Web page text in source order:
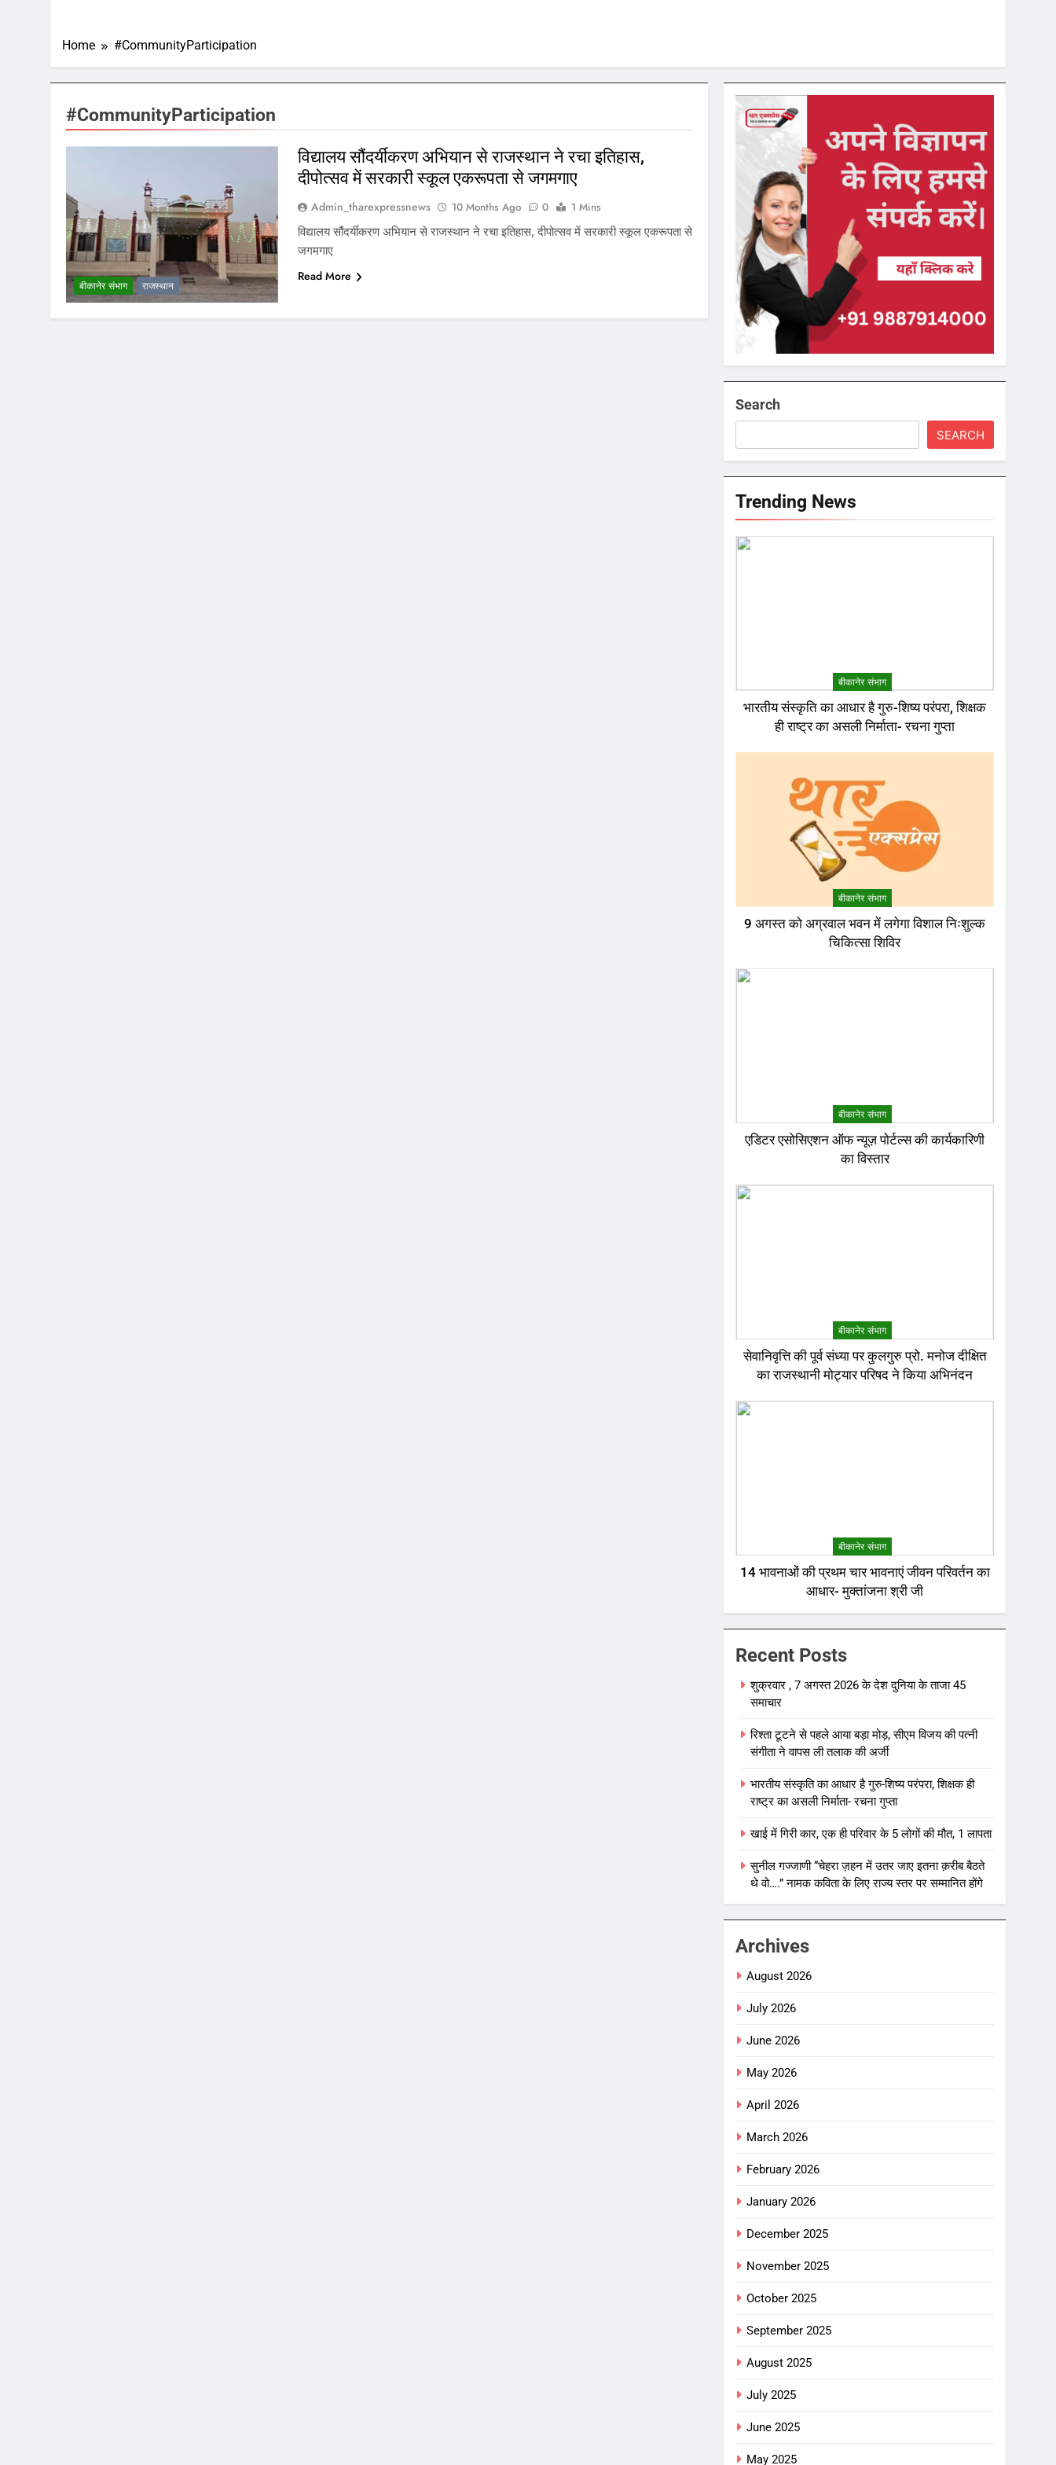
Home #CommunityParticipation
#CommunityParticipation
बीकानेर संभाग राजस्थान
विद्यालय सौंदर्यीकरण अभियान से राजस्थान ने रचा इतिहास,
दीपोत्सव में सरकारी स्कूल एकरूपता से जगमगाए
Admin_tharexpressnews 10 Months Ago 0
1 Mins
विद्यालय सौंदर्यीकरण अभियान से राजस्थान ने रचा इतिहास, दीपोत्सव में सरकारी स्कूल एकरूपता से
जगमगाए
Read More
Search
SEARCH
Trending News
बीकानेर संभाग
भारतीय संस्कृति का आधार है गुरु-शिष्य परंपरा, शिक्षक
ही राष्ट्र का असली निर्माता- रचना गुप्ता
बीकानेर संभाग
9 अगस्त को अग्रवाल भवन में लगेगा विशाल निःशुल्क
चिकित्सा शिविर
बीकानेर संभाग
एडिटर एसोसिएशन ऑफ न्यूज़ पोर्टल्स की कार्यकारिणी
का विस्तार
बीकानेर संभाग
सेवानिवृत्ति की पूर्व संध्या पर कुलगुरु प्रो. मनोज दीक्षित
का राजस्थानी मोट्यार परिषद ने किया अभिनंदन
बीकानेर संभाग
14 भावनाओं की प्रथम चार भावनाएं जीवन परिवर्तन का
आधार- मुक्तांजना श्री जी
Recent Posts
शुक्रवार , 7 अगस्त 2026 के देश दुनिया के ताजा 45
समाचार
रिश्ता टूटने से पहले आया बड़ा मोड़, सीएम विजय की पत्नी
संगीता ने वापस ली तलाक की अर्जी
भारतीय संस्कृति का आधार है गुरु-शिष्य परंपरा, शिक्षक ही
राष्ट्र का असली निर्माता- रचना गुप्ता
खाई में गिरी कार, एक ही परिवार के 5 लोगों की मौत, 1 लापता
सुनील गज्जाणी “चेहरा ज़हन में उतर जाए इतना क़रीब बैठते
थे वो….” नामक कविता के लिए राज्य स्तर पर सम्मानित होंगे
Archives
August 2026
July 2026
June 2026
May 2026
April 2026
March 2026
February 2026
January 2026
December 2025
November 2025
October 2025
September 2025
August 2025
July 2025
June 2025
May 2025